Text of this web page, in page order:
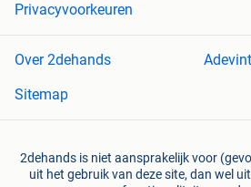
Privacyvoorkeuren
Over 2dehands
Sitemap
2dehands is niet aansprakelijk voor
uit het gebruik van deze site, dan wel